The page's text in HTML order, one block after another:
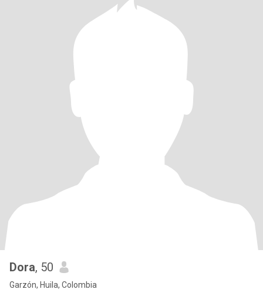
Dora, 50
Garzón, Huila, Colombia